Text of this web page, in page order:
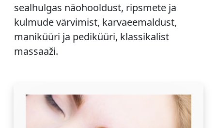
sealhulgas näohooldust, ripsmete ja
kulmude värvimist, karvaeemaldust,
maniküüri ja pediküüri, klassikalist
massaaži.